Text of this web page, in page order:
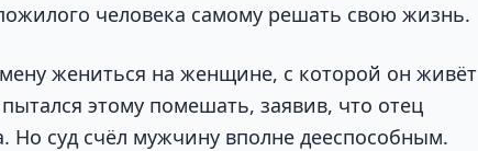
человека самому решать свою жизнь.
жениться на женщине, с которой он живёт
этому помешать, заявив, что отец
Но суд счёл мужчину вполне дееспособным.